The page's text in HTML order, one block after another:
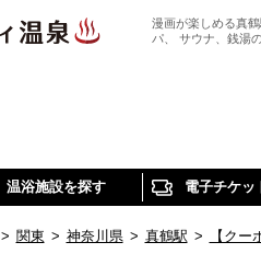
漫画が楽しめる真
パ、 サウナ、銭湯
温浴施設を探す 電子チケッ
> 関東 > 神奈川県 > 真鶴駅 > 【ク